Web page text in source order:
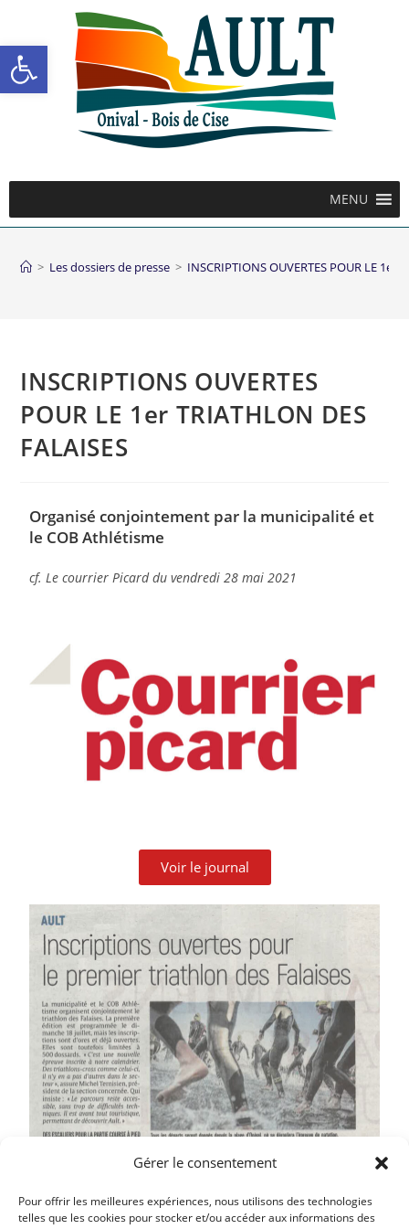
Ouvrir la barre d’outils
Gérer le consentement
Pour offrir les meilleures expériences, nous utilisons des technologies
telles que les cookies pour stocker et/ou accéder aux informations des
MENU
> Les dossiers de presse > INSCRIPTIONS OUVERTES POUR LE 1er
INSCRIPTIONS OUVERTES
POUR LE 1er TRIATHLON DES
FALAISES
Organisé conjointement par la municipalité et
le COB Athlétisme
cf. Le courrier Picard du vendredi 28 mai 2021
Voir le journal